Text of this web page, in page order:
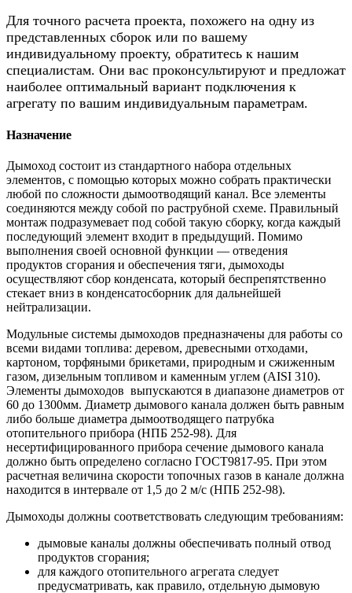
Для точного расчета проекта, похожего на одну из
представленных сборок или по вашему
индивидуальному проекту, обратитесь к нашим
специалистам. Они вас проконсультируют и предложат
наиболее оптимальный вариант подключения к
агрегату по вашим индивидуальным параметрам.
Назначение
Дымоход состоит из стандартного набора отдельных
элементов, с помощью которых можно собрать практически
любой по сложности дымоотводящий канал. Все элементы
соединяются между собой по раструбной схеме. Правильный
монтаж подразумевает под собой такую сборку, когда каждый
последующий элемент входит в предыдущий. Помимо
выполнения своей основной функции — отведения
продуктов сгорания и обеспечения тяги, дымоходы
осуществляют сбор конденсата, который беспрепятственно
стекает вниз в конденсатосборник для дальнейшей
нейтрализации.
Модульные системы дымоходов предназначены для работы со
всеми видами топлива: деревом, древесными отходами,
картоном, торфяными брикетами, природным и сжиженным
газом, дизельным топливом и каменным углем (AISI 310).
Элементы дымоходов выпускаются в диапазоне диаметров от
60 до 1300мм. Диаметр дымового канала должен быть равным
либо больше диаметра дымоотводящего патрубка
отопительного прибора (НПБ 252-98). Для
несертифицированного прибора сечение дымового канала
должно быть определено согласно ГОСТ9817-95. При этом
расчетная величина скорости топочных газов в канале должна
находится в интервале от 1,5 до 2 м/с (НПБ 252-98).
Дымоходы должны соответствовать следующим требованиям:
дымовые каналы должны обеспечивать полный отвод
продуктов сгорания;
для каждого отопительного агрегата следует
предусматривать, как правило, отдельную дымовую